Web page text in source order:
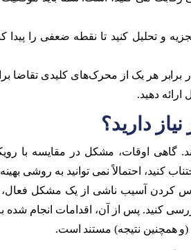
و تحلیل کنید تا نقطه ضعفی را
هر یک از محرک‌های کلیدی تقاضا
دهید.
دارید؟
گاهی اوقات، مشکل در مقایسه با
کنید، احتمالاً نمی توانید به روشی
کردن آسیب ناشی از یک مشکل فعال،
کنید. پس از آن، اقدامات انجام شده
همچنین نتیجه) مستند است.